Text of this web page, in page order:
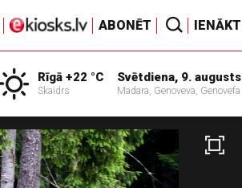
ABONĒT IENĀKT
Rīgā +22 °C
Skaidrs
Svētdiena, 9. augusts
Madara, Genoveva, Genovefa